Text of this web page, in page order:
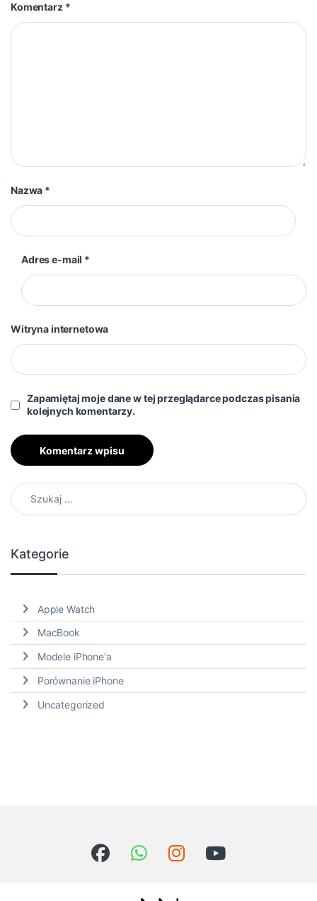
Komentarz *
Nazwa *
Adres e-mail *
Witryna internetowa
Zapamiętaj moje dane w tej przeglądarce podczas pisania
kolejnych komentarzy.
Szukaj:
Kategorie
Apple Watch
MacBook
Modele iPhone'a
Porównanie iPhone
Uncategorized